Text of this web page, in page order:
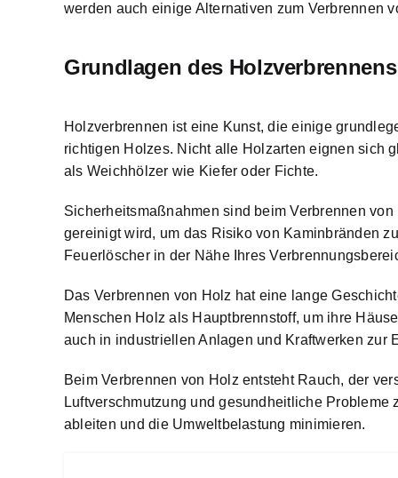
werden auch einige Alternativen zum Verbrennen
Grundlagen des Holzverbrennens
Holzverbrennen ist eine Kunst, die einige
richtigen Holzes. Nicht alle Holzarten eignen sich
als Weichhölzer wie Kiefer oder Fichte.
Sicherheitsmaßnahmen sind beim Verbrennen
gereinigtwird, um das Risiko von Kaminbränden
Feuerlöscher in der Nähe Ihres
Das Verbrennen von Holz hat eine lange
Menschen Holz als Hauptbrennstoff, um ihre
auch in industriellen Anlagen und Kraftwerken zur
Beim Verbrennen von Holz entsteht Rauch, der
Luftverschmutzung und gesundheitliche
ableiten und die Umweltbelastung minimieren.